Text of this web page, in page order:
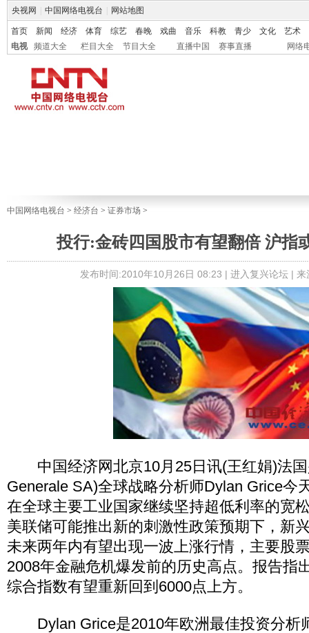
央视网 中国网络电视台 网站地图
首页 新闻 经济 体育 综艺 春晚 戏曲 音乐 科教 青少 文化
艺术
电视
频道大全 栏目大全 节目大全 直播中国 赛事直播 网络
中国网络电视台 > 经济台 > 证券市场 >
投行:金砖四国股市有望翻倍 沪指
发布时间:2010年10月26日 08:23 | 进入复兴论坛| 来
中国经济网北京10月25日讯(王红娟)法国
Generale SA)全球战略分析师Dylan Grice今
在全球主要工业国家继续坚持超低利率的宽
美联储可能推出新的刺激性政策预期下，新
未来两年内有望出现一波上涨行情，主要股
2008年金融危机爆发前的历史高点。报告指
综合指数有望重新回到6000点上方。
Dylan Grice是2010年欧洲最佳投资分析